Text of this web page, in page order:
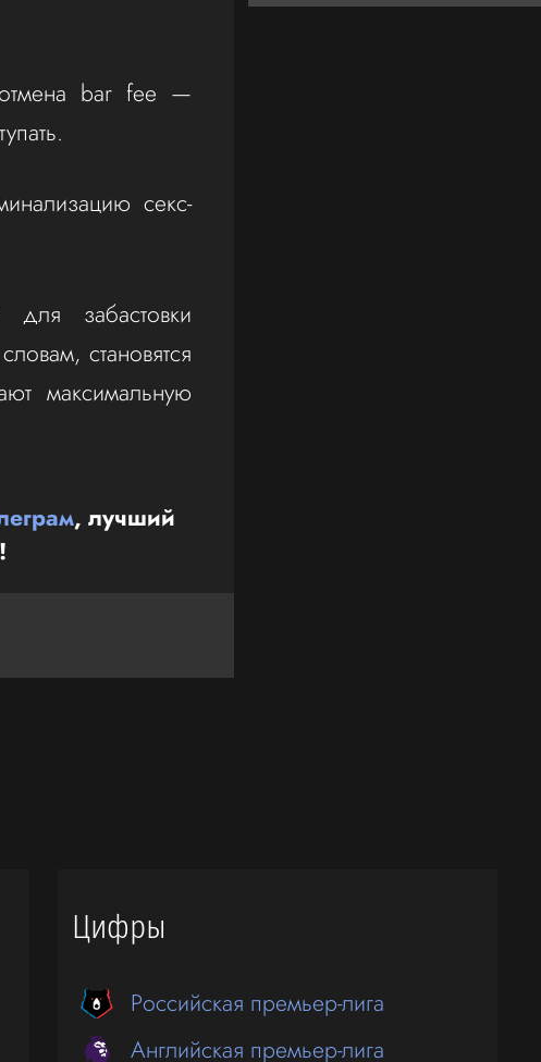
отмена bar fee —
секс-
забастовки
становятся
максимальную
, лучший
Цифры
Российская премьер-лига
Английская премьер-лига